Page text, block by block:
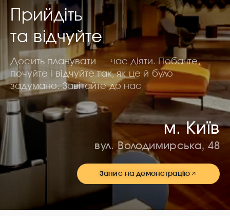
Прийдіть
та відчуйте
Досить планувати — час діяти. Побачте,
почуйте і відчуйте так, як це й було
задумано. Завітайте до нас
м. Київ
вул. Володимирська, 48
Запис на демонстрацію